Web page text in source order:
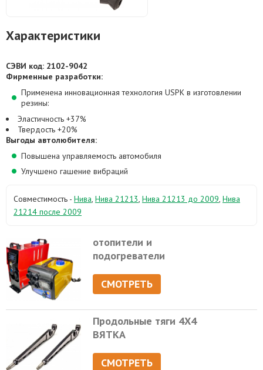
Характеристики
СЭВИ код: 2102-9042
Фирменные разработки:
Применена инновационная технология USPK в изготовлении
резины:
Эластичность +37%
Твердость +20%
Выгоды автолюбителя:
Повышена управляемость автомобиля
Улучшено гашение вибраций
Совместимость - Нива, Нива 21213, Нива 21213 до 2009, Нива
21214 после 2009
отопители и
подогреватели
СМОТРЕТЬ
Продольные тяги 4Х4
ВЯТКА
СМОТРЕТЬ